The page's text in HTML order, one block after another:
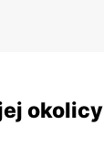
okolicy